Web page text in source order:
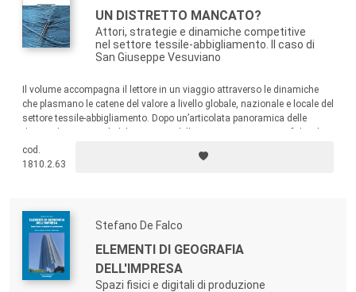
UN DISTRETTO MANCATO?
Attori, strategie e dinamiche competitive
nel settore tessile-abbigliamento. Il caso di
San Giuseppe Vesuviano
Il volume accompagna il lettore in un viaggio attraverso le dinamiche
che plasmano le catene del valore a livello globale, nazionale e locale del
settore tessile-abbigliamento. Dopo un’articolata panoramica delle
testo presenta i risultati di una ricerca empirica dedicata al distretto di
San Giuseppe Vesuviano, nel cuore del Napoletano.
cod.
1810.2.63
Stefano De Falco
ELEMENTI DI GEOGRAFIA
DELL'IMPRESA
Spazi fisici e digitali di produzione